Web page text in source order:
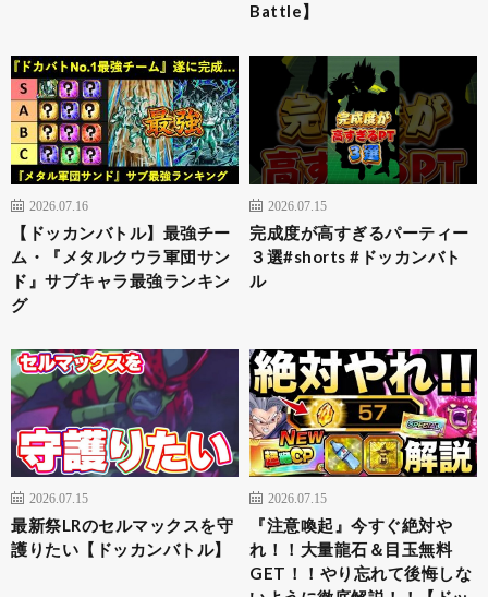
Battle】
2026.07.16
【ドッカンバトル】最強チー
ム・『メタルクウラ軍団サン
ド』サブキャラ最強ランキン
グ
2026.07.15
完成度が高すぎるパーティー
３選#shorts #ドッカンバト
ル
2026.07.15
最新祭LRのセルマックスを守
護りたい【ドッカンバトル】
2026.07.15
『注意喚起』今すぐ絶対や
れ！！大量龍石＆目玉無料
GET！！やり忘れて後悔しな